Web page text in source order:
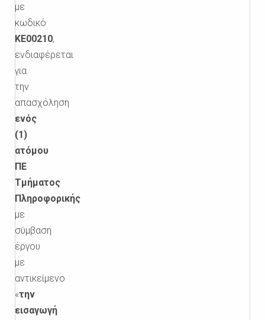
με
κωδικό
ΚΕ00210,
ενδιαφέρεται
για
την
απασχόληση
ενός
(1)
ατόμου
ΠΕ
Τμήματος
Πληροφορικής
με
σύμβαση
έργου
με
αντικείμενο
«την
εισαγωγή